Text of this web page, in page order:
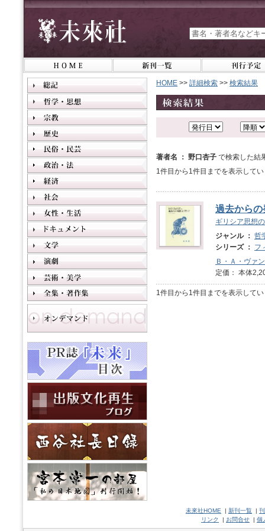
HOME >> 詳細検索 >> 検索結果
著者名 ： 野口杏子 で検索した結
1件目から1件目までを表示して
過去からの
ギリシア思想
ジャンル ： 哲
シリーズ ： フ
Ｂ・Ａ・ヴァ
定価： 本体
1件目から1件目までを表示して
未來社HOME | 新刊一覧 |
リンク
| お問合せ | 個